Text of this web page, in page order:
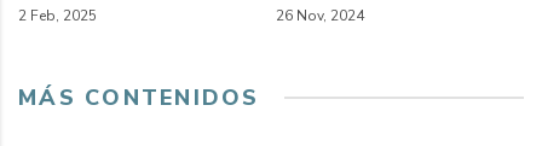
2 Feb, 2025 26 Nov, 2024
MÁS CONTENIDOS